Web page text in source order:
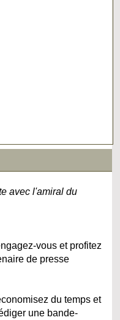
avec l'amiral du
vous et profitez
de presse
du temps et
une bande-